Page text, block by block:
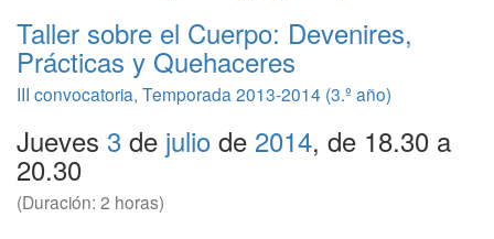
Taller sobre el Cuerpo: Devenires,
Prácticas y Quehaceres
III convocatoria, Temporada 2013-2014 (3.º año)
Jueves 3 de julio de 2014, de 18.30 a
20.30
(Duración: 2 horas)